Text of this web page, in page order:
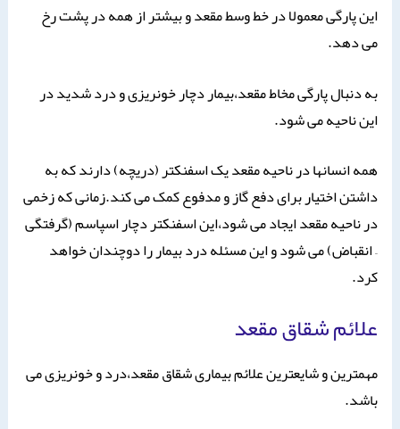
این پارگی معمولا در خط وسط مقعد و بیشتر از همه در پشت رخ
می دهد.
به دنبال پارگی مخاط مقعد،بیمار دچار خونریزی و درد شدید در
این ناحیه می شود.
همه انسانها در ناحیه مقعد یک اسفنکتر (دریچه) دارند که به
داشتن اختیار برای دفع گاز و مدفوع کمک می کند.زمانی که زخمی
در ناحیه مقعد ایجاد می شود،این اسفنکتر دچار اسپاسم (گرفتگی
– انقباض) می شود و این مسئله درد بیمار را دوچندان خواهد
کرد.
علائم شقاق مقعد
مهمترین و شایعترین علائم بیماری شقاق مقعد،درد و خونریزی می
باشد.